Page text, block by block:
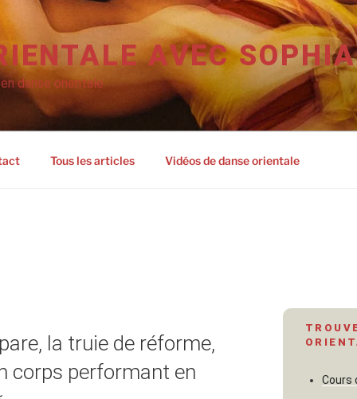
AVEC
danse orientale
Tous les articles Vidéos de danse orientale
la truie de réforme,
corps performant en
Cours